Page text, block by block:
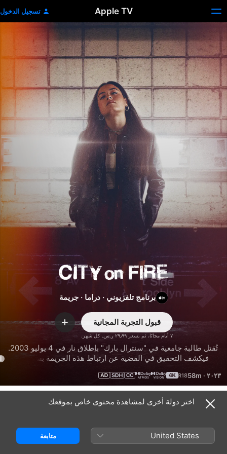
Apple TV تسجيل الدخول
City
on
Fire
برنامج تلفزيوني ·دراما ·جريمة
٧ أيام مجانًا، ثم بسعر ‏٢٩٫٩٩ ‏ر.س.‏ كل شهر.
قبول التجربة المجانية إضافة
العقارات ترزح تحت عبء أسرارها الكثيرة.
٢٠٢٣ ·
58m
الموسم ١
اختر دولة أخرى لمشاهدة محتوى خاص بموقعك
United States متابعة